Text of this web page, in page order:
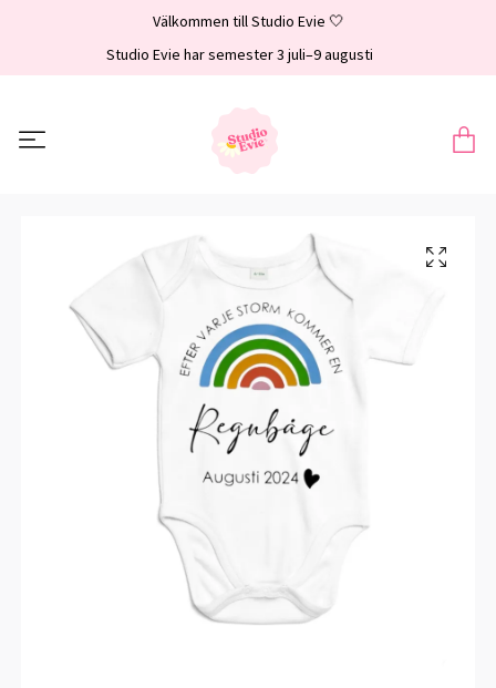
Välkommen till Studio Evie 🤍
Studio Evie har semester 3 juli–9 augusti